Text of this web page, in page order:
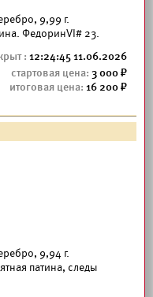
9,99 г.
ФедоринVI# 23.
12:24:45 11.06.2026
3 000
16 200
9,94 г.
патина, следы